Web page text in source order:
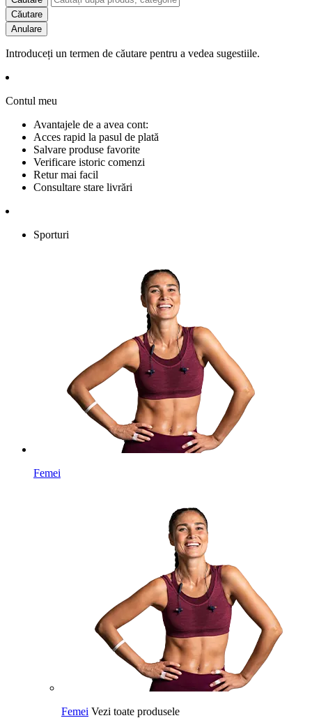
Căutare
Anulare
Introduceți un termen de căutare pentru a vedea sugestiile.
Contul meu
Avantajele de a avea cont:
Acces rapid la pasul de plată
Salvare produse favorite
Verificare istoric comenzi
Retur mai facil
Consultare stare livrări
Sporturi
Femei
Femei Vezi toate produsele